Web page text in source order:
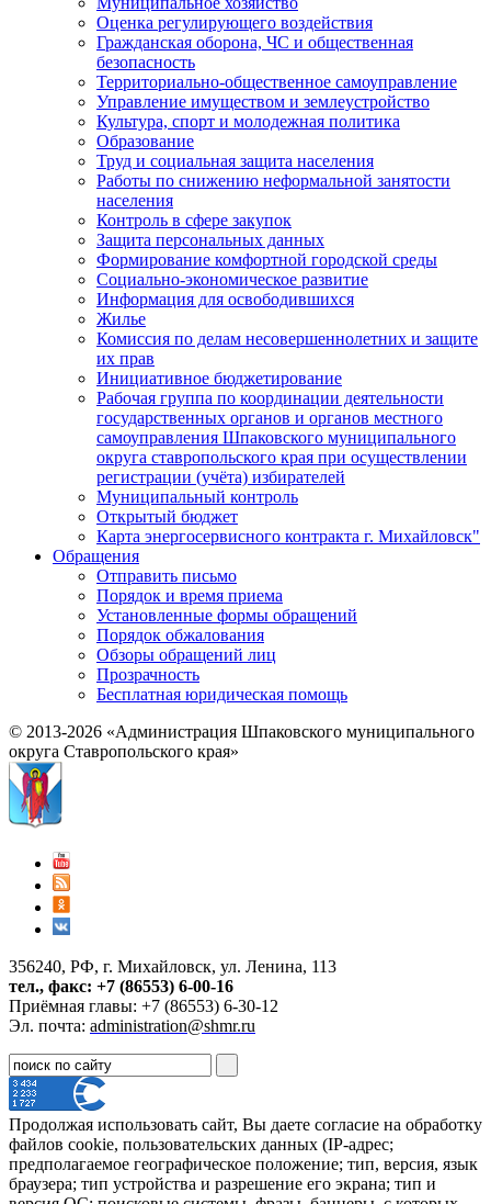
Оценка регулирующего воздействия
Гражданская оборона, ЧС и общественная
безопасность
Территориально-общественное самоуправление
Управление имуществом и землеустройство
Культура, спорт и молодежная политика
Образование
Труд и социальная защита населения
Работы по снижению неформальной занятости
населения
Контроль в сфере закупок
Защита персональных данных
Формирование комфортной городской среды
Социально-экономическое развитие
Информация для освободившихся
Жилье
Комиссия по делам несовершеннолетних и защите
их прав
Инициативное бюджетирование
Рабочая группа по координации деятельности
государственных органов и органов местного
самоуправления Шпаковского муниципального
округа ставропольского края при осуществлении
регистрации (учёта) избирателей
Муниципальный контроль
Открытый бюджет
Карта энергосервисного контракта г. Михайловск"
Обращения
Отправить письмо
Порядок и время приема
Установленные формы обращений
Порядок обжалования
Обзоры обращений лиц
Прозрачность
Бесплатная юридическая помощь
© 2013-2026 «Администрация Шпаковского муниципального
округа Ставропольского края»
356240, РФ, г. Михайловск, ул. Ленина, 113
тел., факс: +7 (86553) 6-00-16
Приёмная главы: +7 (86553) 6-30-12
Эл. почта: administration@shmr.ru
Продолжая использовать сайт, Вы даете согласие на обработку
файлов cookie, пользовательских данных (IP-адрес;
предполагаемое географическое положение; тип, версия, язык
браузера; тип устройства и разрешение его экрана; тип и